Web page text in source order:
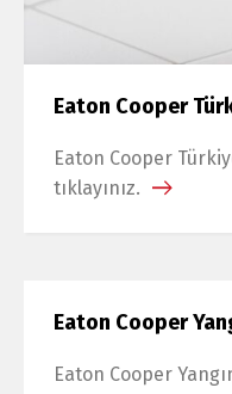
Eaton Cooper
Eaton Cooper
tıklayınız.
Eaton Cooper
Eaton Cooper